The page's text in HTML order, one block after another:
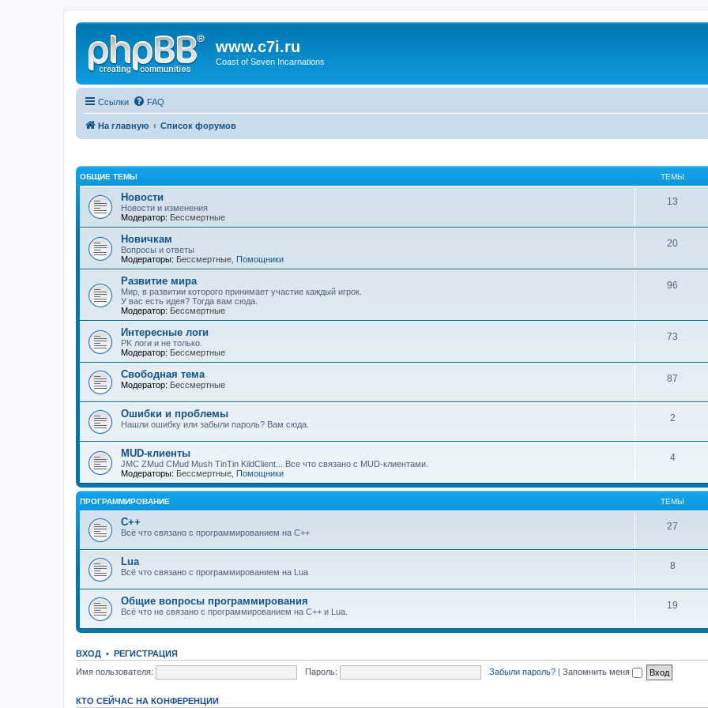
www.c7i.ru
Coast of Seven Incarnations
Ссылки FAQ
На главную Список форумов
ОБЩИЕ ТЕМЫ ТЕМЫ
Новости
Новости и изменения
Модератор: Бессмертные
13
Новичкам
Вопросы и ответы
Модераторы: Бессмертные Помощники
20
Развитие мира
Мир, в развитии которого принимает участие каждый игрок.
У вас есть идея? Тогда вам сюда.
Модератор: Бессмертные
96
Интересные логи
PK логи и не только.
Модератор: Бессмертные
73
Свободная тема
Модератор: Бессмертные
87
Ошибки и проблемы
Нашли ошибку или забыли пароль? Вам сюда.
2
MUD-клиенты
JMC ZMud CMud Mush TinTin KildClient... Все что связано с MUD-клиентами.
Модераторы: Бессмертные Помощники
4
ПРОГРАММИРОВАНИЕ ТЕМЫ
C++
Всё что связано с программированием на С++
27
Lua
Всё что связано с программированием на Lua
8
Общие вопросы программирования
Всё что не связано с программированием на C++ и Lua.
19
ВХОД • РЕГИСТРАЦИЯ
Имя пользователя:
Пароль: Забыли пароль? | Запомнить меня
КТО СЕЙЧАС НА КОНФЕРЕНЦИИ